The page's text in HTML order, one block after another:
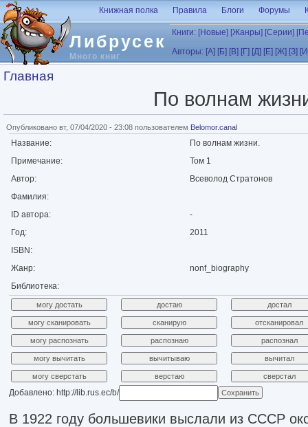
Перейти к основному содержанию
Либрусек
Много книг
Книжная полка Правила Блоги Форумы
Книги: [Новые] [Жанры] [Серии]
Авторы: [А] [Б] [В] [Г] [Д] [Е] [Ж] [З]
Вы здесь
Главная
По волнам
Опубликовано вт, 07/04/2020 - 23:08 пользователем Belomor.canal
Название:
По волнам жизни.
Примечание:
Том 1
Автор:
Всеволод Стратонов
Фамилия:
ID автора:
-
Год:
2011
ISBN:
Жанр:
nonf_biography
Библиотека:
Добавлено: http://lib.rus.ec/b/
В 1922 году большевики выслали из СССР